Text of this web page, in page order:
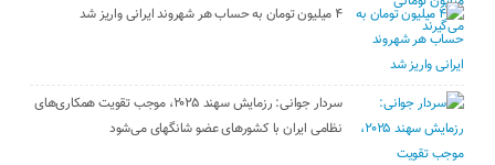
۴ میلیون تومان به حساب هر شهروند ایرانی واریز شد
سردار جوانی: رزمایش سهند ۲۰۲۵، موجب تقویت همکاری‌های
نظامی ایران با کشور‌های عضو شانگهای می‌شود